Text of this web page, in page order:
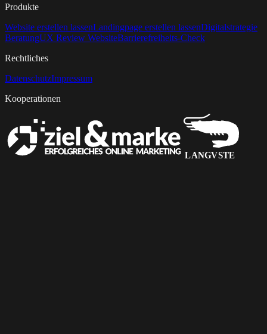
Produkte
Website erstellen lassenLandingpage erstellen lassenDigitalstrategie
BeratungUX Review WebsiteBarrierefreiheits-Check
Rechtliches
DatenschutzImpressum
Kooperationen